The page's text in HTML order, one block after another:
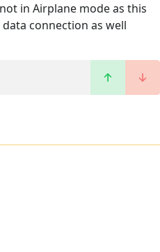
in Airplane mode as this
connection as well